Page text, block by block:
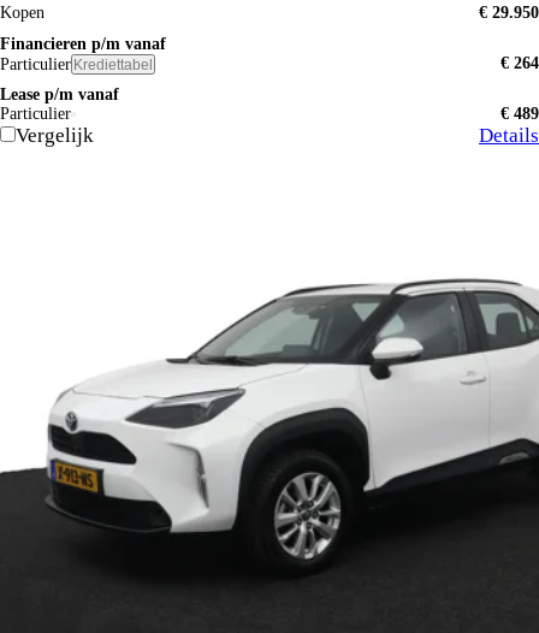
Kopen
€ 29.950
Financieren p/m vanaf
Particulier Krediettabel
€ 264
Lease p/m vanaf
Particulier
€ 489
Vergelijk Details